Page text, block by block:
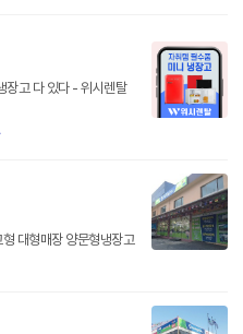
장고 다 있다 - 위시렌탈
대형매장 양문형냉장고